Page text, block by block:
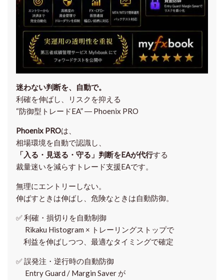
迷わない判断を、自動で。
利確を伸ばし、リスクを抑える
“防御型トレードEA” ― Phoenix PRO
Phoenix PROは、
相場環境を自動で認識し、
「入る・見送る・守る」判断をEAが代行する
裁量迷いを減らすトレード支援EAです。
無理にエントリーしない。
伸ばすときは伸ばし、危険なときは自動防御。
✅利確・損切りを自動制御
Rikaku Histogram × トレーリングストップで
利益を伸ばしつつ、最適なタイミングで確定
✅誤発注・逆行時の自動防御
Entry Guard / Margin Saver が